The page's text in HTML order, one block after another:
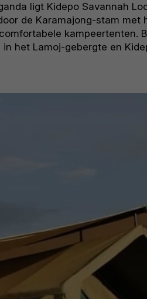
ligt Kidepo Savannah
de Karamajong-stam met
kampeertenten.
het Lamoj-gebergte en